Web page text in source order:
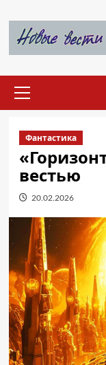
содержимому
меню
Фантастика
вестью
20.02.2026